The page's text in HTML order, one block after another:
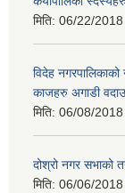
मिति: 06/22/
विदेह
काजहरु अगाडी
मिति: 06/08/
दोश्रो नगर सभाको
मिति: 06/06/